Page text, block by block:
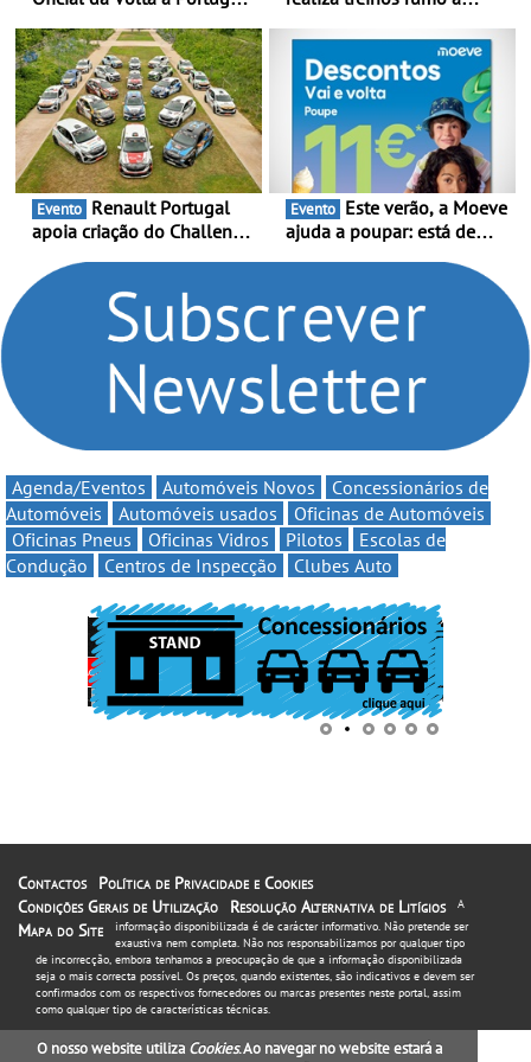
presença nacional ao lado
da mítica prova de ciclismo
e leva a sua gama SUV
multi-energia às estradas
de Portugal
Portugal Karting e mira boa
estreia - O Campeonato
Portugal Karting 2026
decorre entre 1 de Março e
6 de Setembro
Evento
apoia criação do Challenge
compromisso com o
automobilismo nacional
continua em 2026
Evento
ajuda a poupar: está de
Volta” com descontos de
Agenda/Eventos Automóveis Novos
Concessionários de
Automóveis
Automóveis usados
Oficinas de Automóveis
Oficinas Pneus
Oficinas Vidros Pilotos
Escolas de
Condução
Centros de Inspecção Clubes Auto
Contactos
Política de Privacidade e Cookies
Condições Gerais de Utilização
Resolução Alternativa de Litígios
Mapa do Site
A
informação disponibilizada é de carácter informativo. Não pretende ser
exaustiva nem completa. Não nos responsabilizamos por qualquer tipo
de incorrecção, embora tenhamos a preocupação de que a informação disponibilizada
seja o mais correcta possível. Os preços, quando existentes, são indicativos e devem ser
confirmados com os respectivos fornecedores ou marcas presentes neste portal, assim
como qualquer tipo de características técnicas.
O nosso website utiliza Cookies. Ao navegar no website estará a